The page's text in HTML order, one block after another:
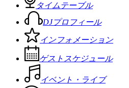
タイムテーブル
DJプロフィール
インフォメーション
ゲストスケジュール
イベント・ライブ